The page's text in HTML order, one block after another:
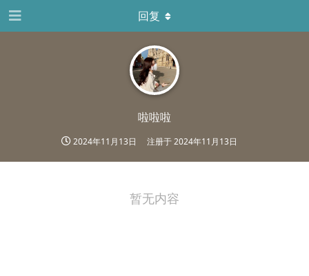
啦啦啦
2024年11月13日 注册于2024年11月13日
回复
暂无内容